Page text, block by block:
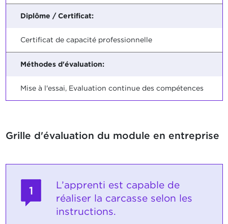
Diplôme / Certificat:
Certificat de capacité professionnelle
Méthodes d'évaluation:
Mise à l'essai, Evaluation continue des compétences
Grille d'évaluation du module en entreprise
1
L’apprenti est capable de
réaliser la carcasse selon les
instructions.